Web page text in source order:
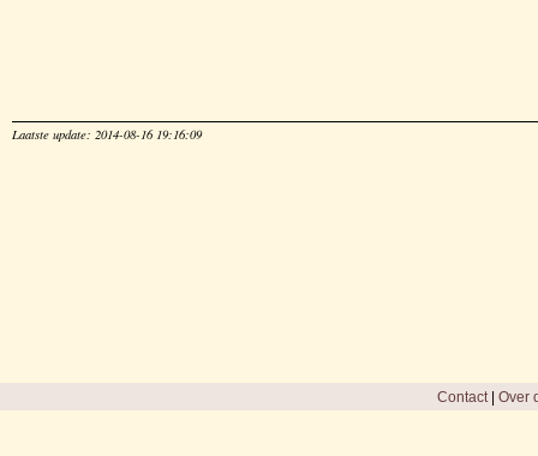
Laatste update: 2014-08-16 19:16:09
Contact| Over